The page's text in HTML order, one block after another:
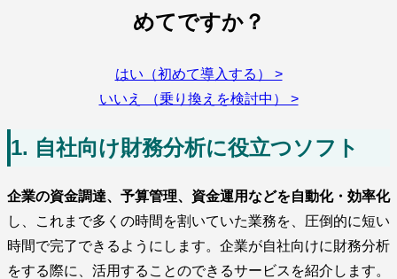
めてですか？
はい（初めて導入する） >
いいえ （乗り換えを検討中） >
1. 自社向け財務分析に役立つソフト
企業の資金調達、予算管理、資金運用などを自動化・効率化
し、これまで多くの時間を割いていた業務を、圧倒的に短い
時間で完了できるようにします。企業が自社向けに財務分析
をする際に、活用することのできるサービスを紹介します。